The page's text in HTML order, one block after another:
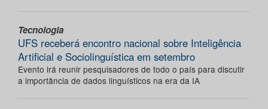
Tecnologia
UFS receberá encontro nacional sobre Inteligência
Artificial e Sociolinguística em setembro
Evento irá reunir pesquisadores de todo o país para discutir
a importância de dados linguísticos na era da IA